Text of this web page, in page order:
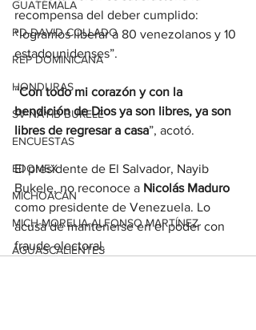
GUATEMALA
RD-DAVID COLLADO
REP DOMINICANA
HONDURAS
SV-NAYIB BUKELE
ENCUESTAS
EDOMEX
MICHOACÁN
MICH-MORELIA-ALFONSO MARTÍNEZ
AGUASCALIENTES
recompensa del deber cumplido:
“logramos liberar a 80 venezolanos y 10
estadounidenses”.
“Con todo mi corazón y con la
bendición de Dios ya son libres, ya son
libres de regresar a casa”, acotó.
El presidente de El Salvador, Nayib
Bukele, no reconoce a Nicolás Maduro
como presidente de Venezuela. Lo
acusa de mantenerse en el poder con
fraude electoral.